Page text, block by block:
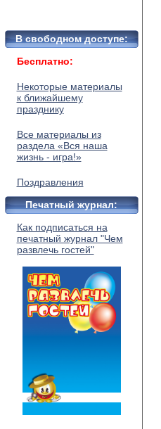
В свободном доступе:
Бесплатно:
Некоторые материалы
к ближайшему
празднику
Все материалы из
раздела «Вся наша
жизнь - игра!»
Поздравления
Печатный журнал:
Как подписаться на
печатный журнал "Чем
развлечь гостей"